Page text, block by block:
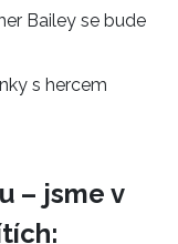
s hercem
– jsme v